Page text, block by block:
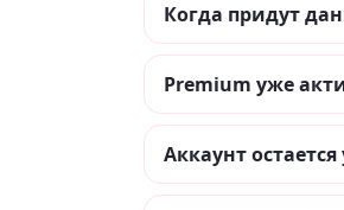
Когда придут
Premium уже
Аккаунт